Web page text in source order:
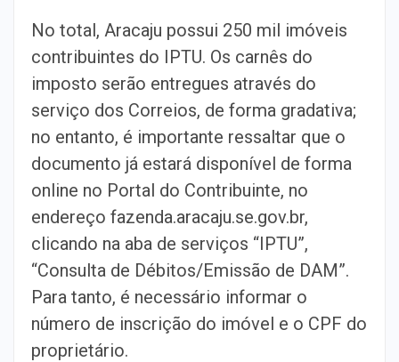
No total, Aracaju possui 250 mil imóveis
contribuintes do IPTU. Os carnês do
imposto serão entregues através do
serviço dos Correios, de forma gradativa;
no entanto, é importante ressaltar que o
documento já estará disponível de forma
online no Portal do Contribuinte, no
endereço fazenda.aracaju.se.gov.br,
clicando na aba de serviços “IPTU”,
“Consulta de Débitos/Emissão de DAM”.
Para tanto, é necessário informar o
número de inscrição do imóvel e o CPF do
proprietário.